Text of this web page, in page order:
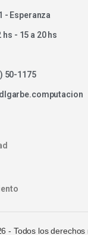
- Esperanza
hs - 15 a 20 hs
50-1175
- Todos los derechos